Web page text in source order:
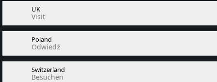
UK
Visit
Poland
Odwiedź
Switzerland
Besuchen